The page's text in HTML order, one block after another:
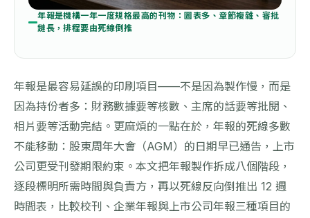
年報是機構一年一度規格最高的刊物：圖表多、章節複雜、審批
鏈長，排程要由死線倒推
年報是最容易延誤的印刷項目——不是因為製作慢，而是
因為持份者多：財務數據要等核數、主席的話要等批閱、
相片要等活動完結。更麻煩的一點在於，年報的死線多數
不能移動：股東周年大會（AGM）的日期早已通告，上市
公司更受刊發期限約束。本文把年報製作拆成八個階段，
逐段標明所需時間與負責方，再以死線反向倒推出 12 週
時間表，比較校刊、企業年報與上市公司年報三種項目的